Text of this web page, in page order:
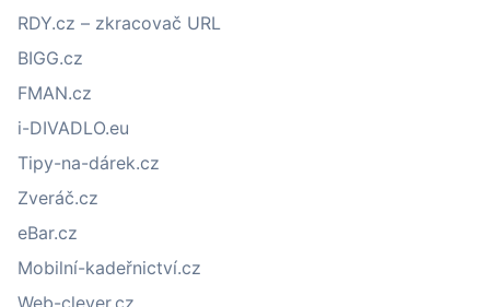
RDY.cz – zkracovač URL
BIGG.cz
FMAN.cz
i-DIVADLO.eu
Tipy-na-dárek.cz
Zveráč.cz
eBar.cz
Mobilní-kadeřnictví.cz
Web-clever.cz